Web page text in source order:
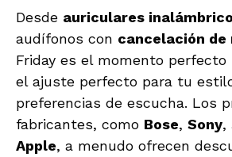
Desde auriculares
audífonos con cancelación de
Friday es el momento
el ajuste perfecto para tu
preferencias de escucha. Los
fabricantes, como Bose, Sony,
Apple, a menudo ofrecen